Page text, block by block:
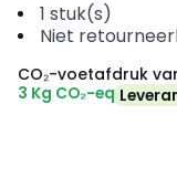
1 stuk(s)
Niet
CO₂-voetafdruk
3 Kg CO₂-eq